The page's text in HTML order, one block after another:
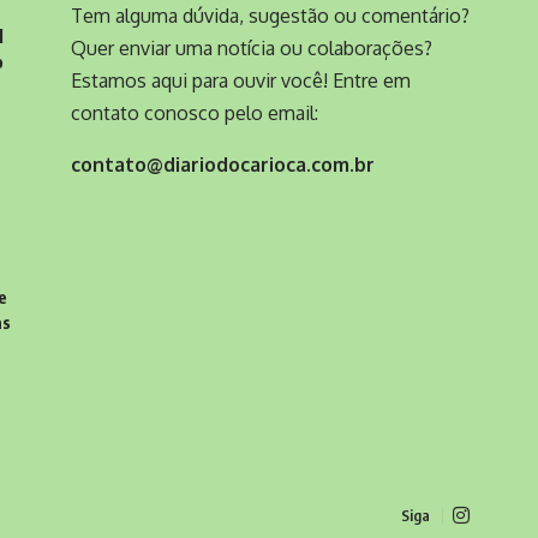
Tem alguma dúvida, sugestão ou comentário?
Quer enviar uma notícia ou colaborações?
Estamos aqui para ouvir você! Entre em
contato conosco pelo email:
contato@diariodocarioca.com.br
Siga